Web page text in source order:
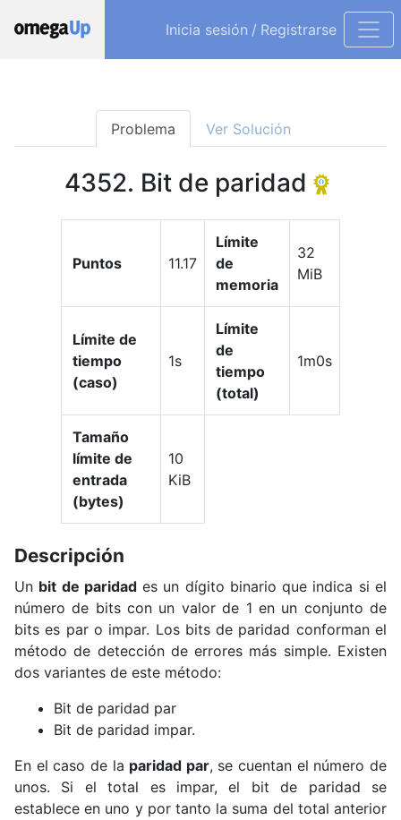
Inicia sesión / Registrarse
Problema Ver Solución
4352. Bit de paridad
Puntos 11.17
Límite
de
memoria
32
MiB
Límite de
tiempo
(caso)
1s
Límite
de
tiempo
(total)
1m0s
Tamaño
límite de
entrada
(bytes)
10
KiB
Descripción
Un bit de paridades un dígito binario que indica si el
número de bits con un valor de 1 en un conjunto de
bits es par o impar. Los bits de paridad conforman el
método de detección de errores más simple. Existen
dos variantes de este método:
Bit de paridad par
Bit de paridad impar.
En el caso de la paridad par, se cuentan el número de
unos. Si el total es impar, el bit de paridad se
establece en uno y por tanto la suma del total anterior